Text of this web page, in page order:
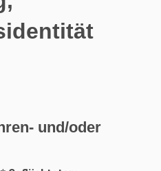
und/oder